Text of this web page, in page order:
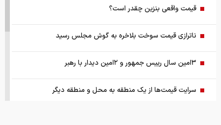
قیمت واقعی بنزین چقدر است؟
ناترازی قیمت سوخت بلاخره به گوش مجلس رسید
۳امین سال رییس جمهور و ۲امین دیدار با رهبر
سرایت قیمت‌ها از یک منطقه به محل و منطقه دیگر